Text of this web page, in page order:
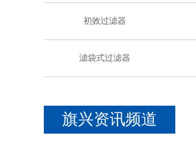
初效过滤器
滤袋式过滤器
旗兴资讯频道